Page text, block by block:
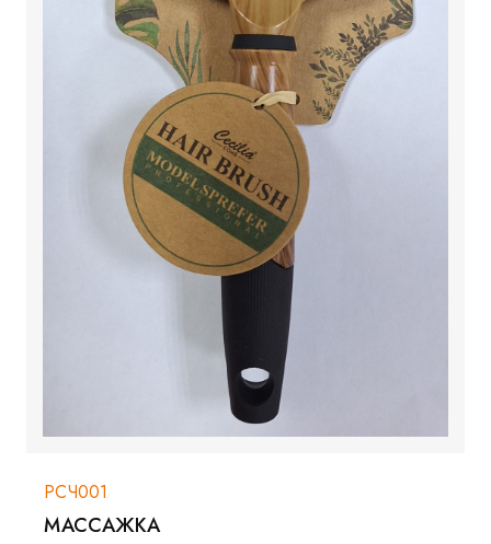
РСЧ001
МАССАЖКА